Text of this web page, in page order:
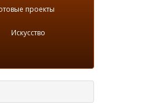
проекты
Искусство